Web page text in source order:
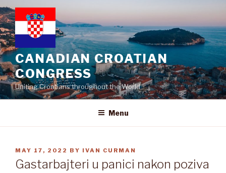
Skip
to
content
CANADIAN CROATIAN
CONGRESS
Uniting Croatians throughout the World
Menu
POSTED
ON
MAY 17, 2022 BY IVAN CURMAN
Gastarbajteri u panici nakon poziva